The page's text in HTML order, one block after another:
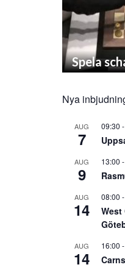
Spela
Nya
AUG
7
09:30 -
AUG
9
13:00 -
AUG
14
08:00 -
West
AUG
14
16:00 -